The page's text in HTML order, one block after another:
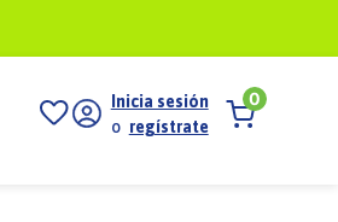
Inicia sesión
o regístrate
0